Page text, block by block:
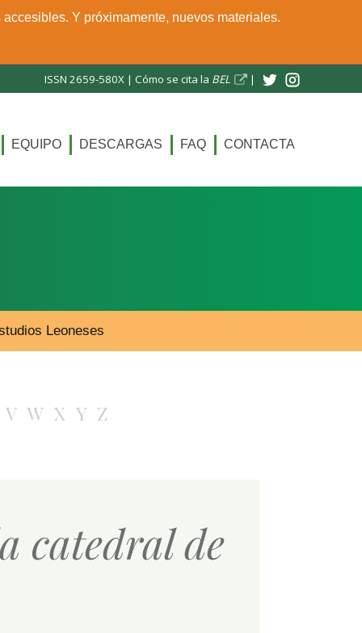
ISSN 2659-580X | Cómo se cita la BEL |
EQUIPO DESCARGAS FAQ CONTACTA
Leoneses
V W X Y Z
catedral de
Y próximamente, nuevos materiales.